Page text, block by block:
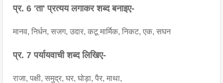
प्र. 6 'ता' प्रत्यय लगाकर शब्द बनाइए-
मानव, निर्धन, सजग, उदार, कटू मार्मिक, निकट, एक, सघन
प्र. 7 पर्यायवाची शब्द लिखिए-
राजा, पक्षी, समुद्र, घर, घोड़ा, पैर, माथा,